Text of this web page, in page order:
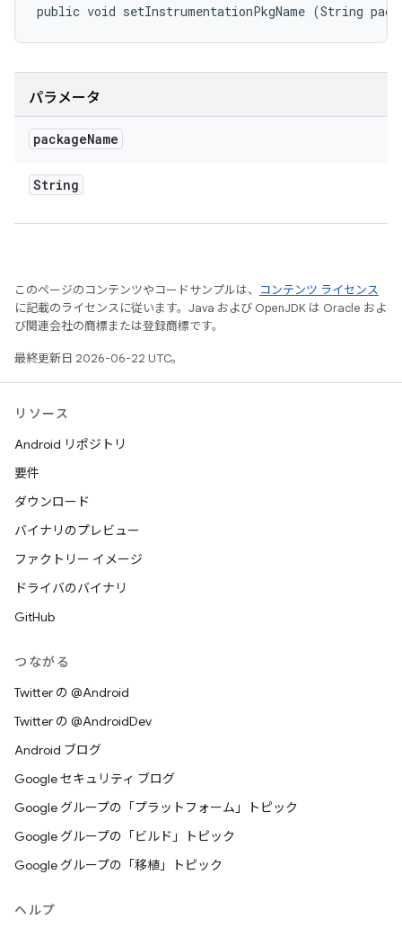
public void setInstrumentationPkgName (String
パラメータ
packageName
String
このページのコンテンツやコードサンプルは、
コンテンツ ライセンス
に記載のライセンスに従います。Java および OpenJDK は Oracle およ
び関連会社の商標または登録商標です。
最終更新日 2026-06-22 UTC。
リソース
Android リポジトリ
要件
ダウンロード
バイナリのプレビュー
ファクトリー イメージ
ドライバのバイナリ
GitHub
つながる
Twitter の @Android
Twitter の @AndroidDev
Android ブログ
Google セキュリティ ブログ
Google グループの「プラットフォーム」トピック
Google グループの「ビルド」トピック
Google グループの「移植」トピック
ヘルプ